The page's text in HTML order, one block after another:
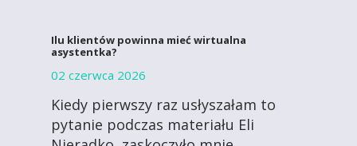
Ilu klientów powinna mieć wirtualna
asystentka?
02 czerwca 2026
Kiedy pierwszy raz usłyszałam to
pytanie podczas materiału Eli